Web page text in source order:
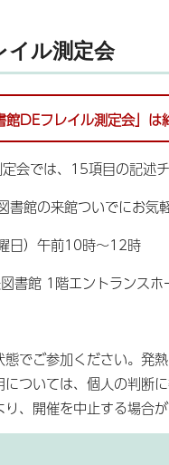
イル測定会
DEフレイル測定会」は
会では、15項目の記述
書館の来館ついでにお気
日）午前10時～12時
書館 1階エントランスホ
態でご参加ください。発
については、個人の判断
り、開催を中止する場合